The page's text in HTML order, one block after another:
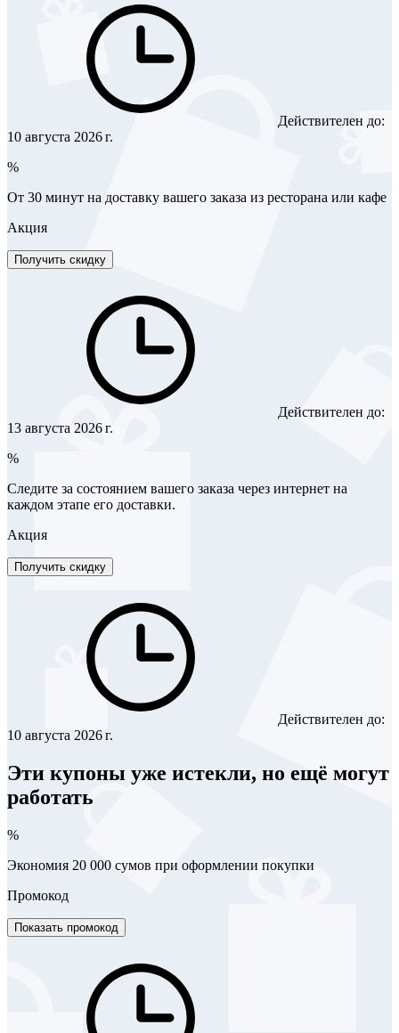
Действителен до:
10 августа 2026 г.
%
От 30 минут на доставку вашего заказа из ресторана или кафе
Акция
Получить скидку
Действителен до:
13 августа 2026 г.
%
Следите за состоянием вашего заказа через интернет на
каждом этапе его доставки.
Акция
Получить скидку
Действителен до:
10 августа 2026 г.
Эти купоны уже истекли, но ещё могут
работать
%
Экономия 20 000 сумов при оформлении покупки
Промокод
Показать промокод